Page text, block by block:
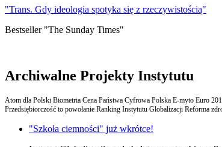
"Trans. Gdy ideologia spotyka się z rzeczywistością"
Bestseller "The Sunday Times"
Archiwalne Projekty Instytutu
Atom dla Polski Biometria Cena Państwa Cyfrowa Polska E-myto Euro
Przedsiębiorczość to powołanie Ranking Instytutu Globalizacji Reforma
"Szkoła ciemności" już wkrótce!